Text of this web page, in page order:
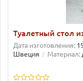
Туалетный стол
Дата изготовления:
Швеция
Материал: